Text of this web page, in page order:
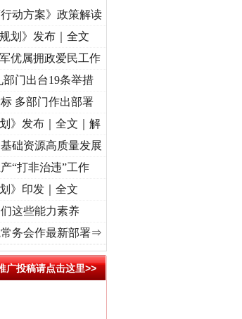
程丨“转折之城”激荡..
动方案》政策解读
划》发布｜全文
优属拥政爱民工作
门出台19条举措
多部门作出部署
》发布｜全文｜解
础资源高质量发展
“打非治违”工作
》印发｜全文
这些能力素养
务会作最新部署⇒
广投稿请点击这里>>